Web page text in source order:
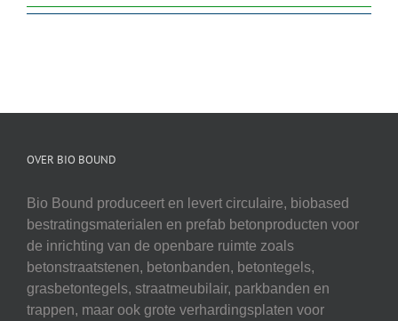
OVER BIO BOUND
Bio Bound produceert en levert circulaire, biobased
bestratingsmaterialen en prefab betonproducten voor
de inrichting van de openbare ruimte zoals
betonstraatstenen, betonbanden, betontegels,
grasbetontegels, straatmeubilair, parkbanden en
trappen, maar ook grote verhardingsplaten voor